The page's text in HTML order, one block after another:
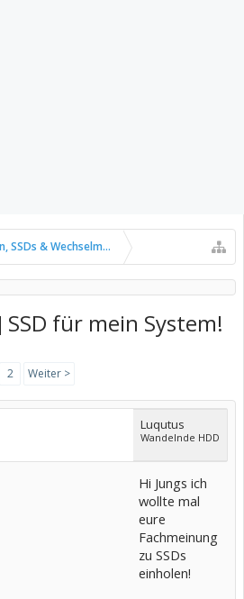
SSDs & Wechselmedien
für mein System!
2 Weiter >
Luqutus
Wandelnde HDD
Hi Jungs ich
wollte mal
eure
Fachmeinung
zu SSDs
einholen!